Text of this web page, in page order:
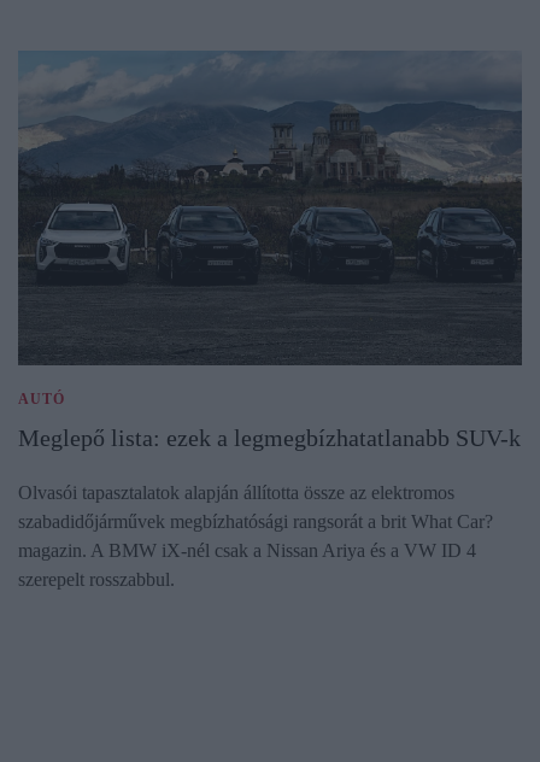
AUTÓ
Meglepő lista: ezek a legmegbízhatatlanabb SUV-k
Olvasói tapasztalatok alapján állította össze az elektromos
szabadidőjárművek megbízhatósági rangsorát a brit What Car?
magazin. A BMW iX-nél csak a Nissan Ariya és a VW ID 4
szerepelt rosszabbul.